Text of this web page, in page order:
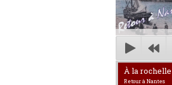
À la
Retour à Nantes